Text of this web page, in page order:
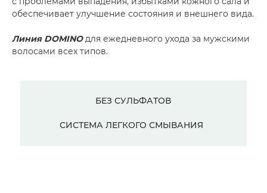
обеспечивает улучшение состояния и внешнего вида.
Линия DOMINOдля ежедневного ухода за мужскими
волосами всех типов.
БЕЗ СУЛЬФАТОВ
СИСТЕМА ЛЕГКОГО СМЫВАНИЯ